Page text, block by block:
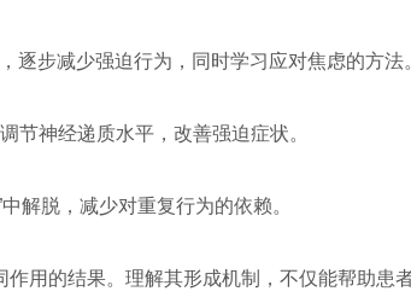
步减少强迫行为，同时学习应对焦虑的方法
节神经递质水平，改善强迫症状。
解脱，减少对重复行为的依赖。
用的结果。理解其形成机制，不仅能帮助